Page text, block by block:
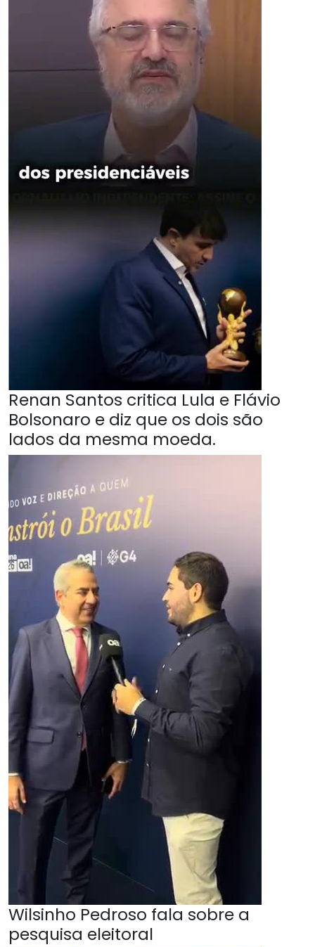
Renan Santos critica Lula e Flávio
Bolsonaro e diz que os dois são
lados da mesma moeda.
Wilsinho Pedroso fala sobre a
pesquisa eleitoral